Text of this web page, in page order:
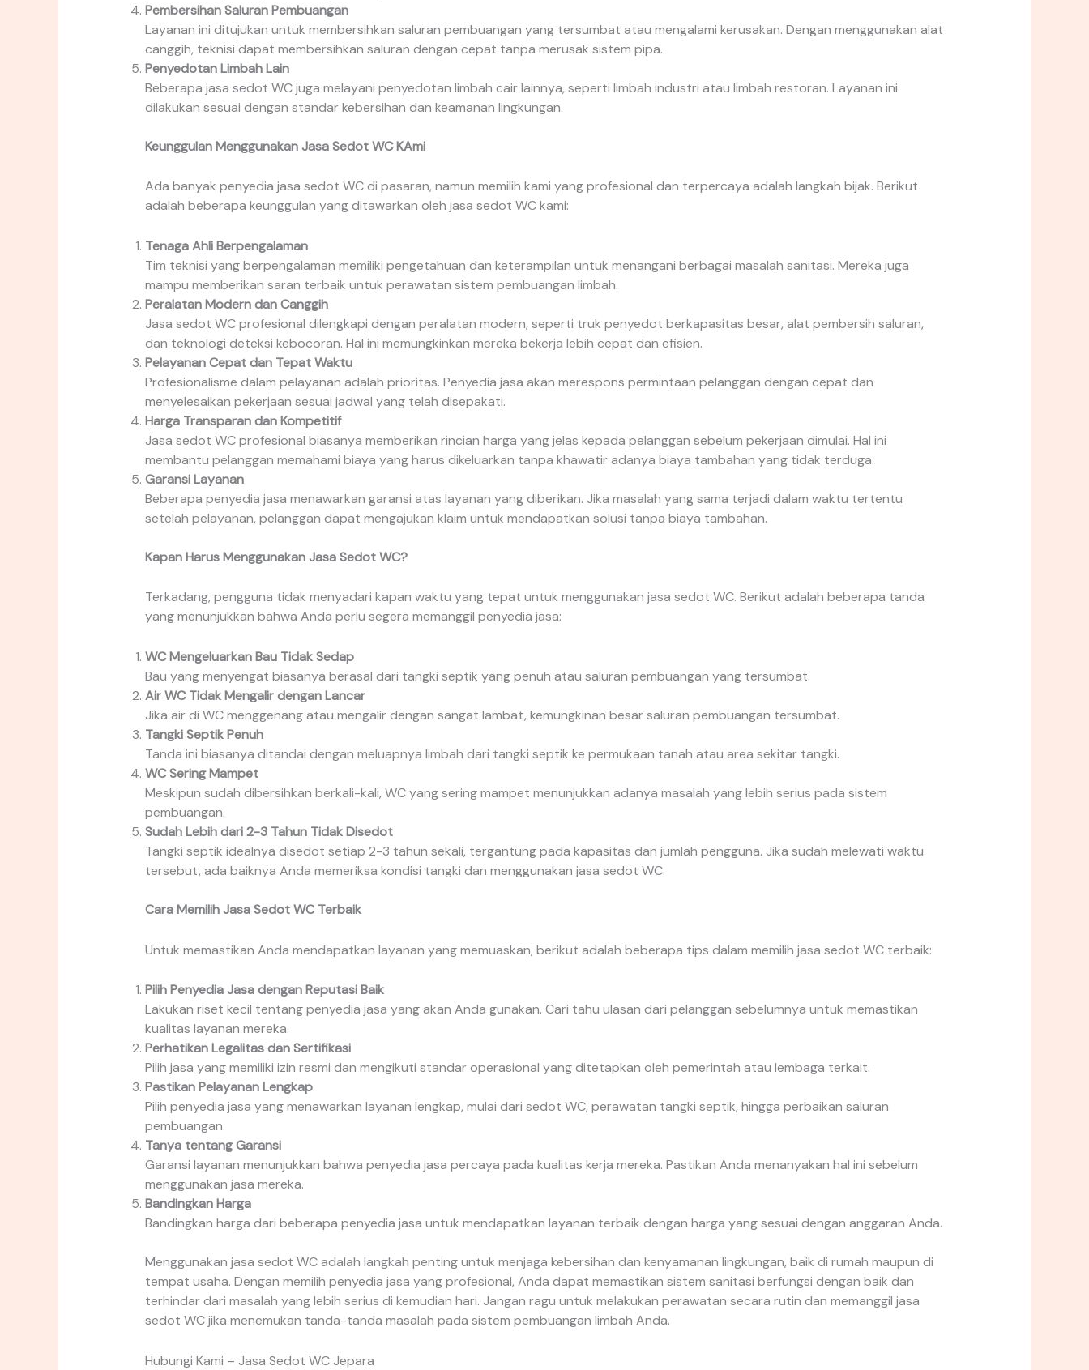
Pembersihan Saluran Pembuangan
Layanan ini ditujukan untuk membersihkan saluran pembuangan yang tersumbat atau mengalami kerusakan. Dengan menggunakan alat
canggih, teknisi dapat membersihkan saluran dengan cepat tanpa merusak sistem pipa.
Penyedotan Limbah Lain
Beberapa jasa sedot WC juga melayani penyedotan limbah cair lainnya, seperti limbah industri atau limbah restoran. Layanan ini
dilakukan sesuai dengan standar kebersihan dan keamanan lingkungan.
Keunggulan Menggunakan Jasa Sedot WC KAmi
Ada banyak penyedia jasa sedot WC di pasaran, namun memilih kami yang profesional dan terpercaya adalah langkah bijak. Berikut
adalah beberapa keunggulan yang ditawarkan oleh jasa sedot WC kami:
Tenaga Ahli Berpengalaman
Tim teknisi yang berpengalaman memiliki pengetahuan dan keterampilan untuk menangani berbagai masalah sanitasi. Mereka juga
mampu memberikan saran terbaik untuk perawatan sistem pembuangan limbah.
Peralatan Modern dan Canggih
Jasa sedot WC profesional dilengkapi dengan peralatan modern, seperti truk penyedot berkapasitas besar, alat pembersih saluran,
dan teknologi deteksi kebocoran. Hal ini memungkinkan mereka bekerja lebih cepat dan efisien.
Pelayanan Cepat dan Tepat Waktu
Profesionalisme dalam pelayanan adalah prioritas. Penyedia jasa akan merespons permintaan pelanggan dengan cepat dan
menyelesaikan pekerjaan sesuai jadwal yang telah disepakati.
Harga Transparan dan Kompetitif
Jasa sedot WC profesional biasanya memberikan rincian harga yang jelas kepada pelanggan sebelum pekerjaan dimulai. Hal ini
membantu pelanggan memahami biaya yang harus dikeluarkan tanpa khawatir adanya biaya tambahan yang tidak terduga.
Garansi Layanan
Beberapa penyedia jasa menawarkan garansi atas layanan yang diberikan. Jika masalah yang sama terjadi dalam waktu tertentu
setelah pelayanan, pelanggan dapat mengajukan klaim untuk mendapatkan solusi tanpa biaya tambahan.
Kapan Harus Menggunakan Jasa Sedot WC?
Terkadang, pengguna tidak menyadari kapan waktu yang tepat untuk menggunakan jasa sedot WC. Berikut adalah beberapa tanda
yang menunjukkan bahwa Anda perlu segera memanggil penyedia jasa:
WC Mengeluarkan Bau Tidak Sedap
Bau yang menyengat biasanya berasal dari tangki septik yang penuh atau saluran pembuangan yang tersumbat.
Air WC Tidak Mengalir dengan Lancar
Jika air di WC menggenang atau mengalir dengan sangat lambat, kemungkinan besar saluran pembuangan tersumbat.
Tangki Septik Penuh
Tanda ini biasanya ditandai dengan meluapnya limbah dari tangki septik ke permukaan tanah atau area sekitar tangki.
WC Sering Mampet
Meskipun sudah dibersihkan berkali-kali, WC yang sering mampet menunjukkan adanya masalah yang lebih serius pada sistem
pembuangan.
Sudah Lebih dari 2-3 Tahun Tidak Disedot
Tangki septik idealnya disedot setiap 2-3 tahun sekali, tergantung pada kapasitas dan jumlah pengguna. Jika sudah melewati waktu
tersebut, ada baiknya Anda memeriksa kondisi tangki dan menggunakan jasa sedot WC.
Cara Memilih Jasa Sedot WC Terbaik
Untuk memastikan Anda mendapatkan layanan yang memuaskan, berikut adalah beberapa tips dalam memilih jasa sedot WC terbaik:
Pilih Penyedia Jasa dengan Reputasi Baik
Lakukan riset kecil tentang penyedia jasa yang akan Anda gunakan. Cari tahu ulasan dari pelanggan sebelumnya untuk memastikan
kualitas layanan mereka.
Perhatikan Legalitas dan Sertifikasi
Pilih jasa yang memiliki izin resmi dan mengikuti standar operasional yang ditetapkan oleh pemerintah atau lembaga terkait.
Pastikan Pelayanan Lengkap
Pilih penyedia jasa yang menawarkan layanan lengkap, mulai dari sedot WC, perawatan tangki septik, hingga perbaikan saluran
pembuangan.
Tanya tentang Garansi
Garansi layanan menunjukkan bahwa penyedia jasa percaya pada kualitas kerja mereka. Pastikan Anda menanyakan hal ini sebelum
menggunakan jasa mereka.
Bandingkan Harga
Bandingkan harga dari beberapa penyedia jasa untuk mendapatkan layanan terbaik dengan harga yang sesuai dengan anggaran Anda.
Menggunakan jasa sedot WC adalah langkah penting untuk menjaga kebersihan dan kenyamanan lingkungan, baik di rumah maupun di
tempat usaha. Dengan memilih penyedia jasa yang profesional, Anda dapat memastikan sistem sanitasi berfungsi dengan baik dan
terhindar dari masalah yang lebih serius di kemudian hari. Jangan ragu untuk melakukan perawatan secara rutin dan memanggil jasa
sedot WC jika menemukan tanda-tanda masalah pada sistem pembuangan limbah Anda.
Hubungi Kami – Jasa Sedot WC Jepara